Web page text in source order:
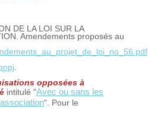
DE LA LOI SUR LA
Amendements proposés au
opposées à
intitulé "Avec ou sans les
". Pour le